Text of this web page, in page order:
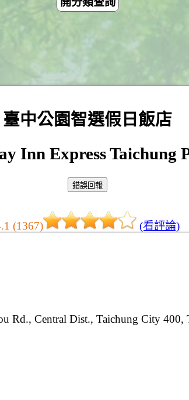
臺中公園智選假日飯店
Inn Express Taichung
(1367)
(看評論)
Rd., Central Dist., Taichung City 400,